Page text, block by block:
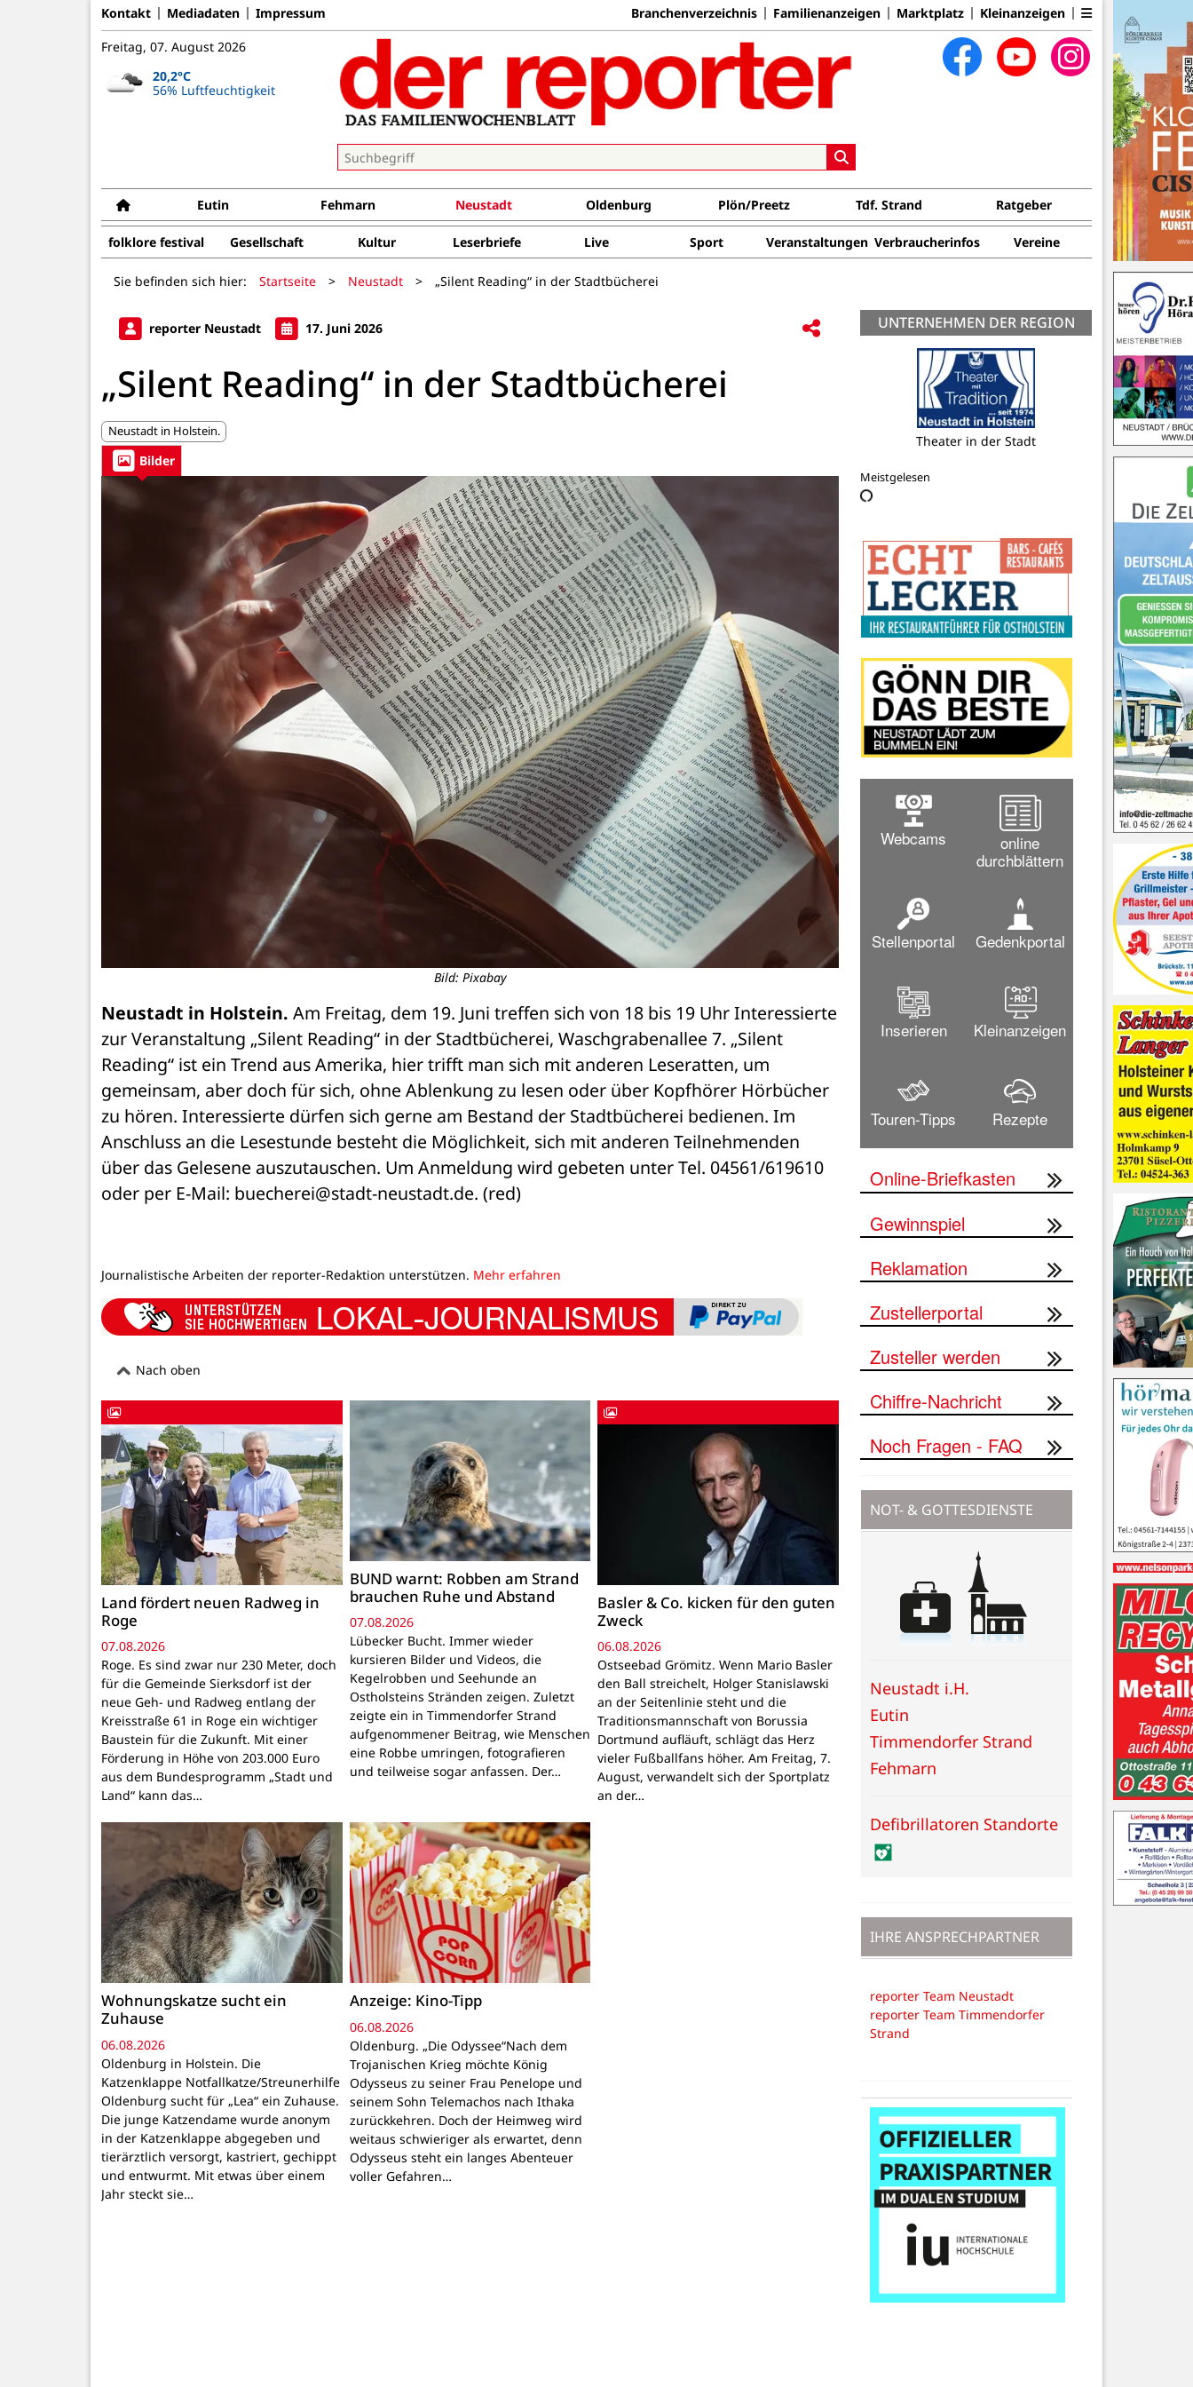
Kontakt Mediadaten Impressum Branchenverzeichnis Familienanzeigen Marktplatz Kleinanzeigen
Freitag, 07. August 2026
20,2°C
56% Luftfeuchtigkeit
Eutin Fehmarn Neustadt Oldenburg Plön/Preetz Tdf. Strand Ratgeber
folklore festival Gesellschaft Kultur Leserbriefe Live Sport Veranstaltungen Verbraucherinfos Vereine
Sie befinden sich hier: Startseite > Neustadt > „Silent Reading“ in der Stadtbücherei
reporter Neustadt 17. Juni 2026
„Silent Reading“ in der Stadtbücherei
Neustadt in Holstein.
Bilder
Bild: Pixabay
Neustadt in Holstein. Am Freitag, dem 19. Juni treffen sich von 18 bis 19 Uhr Interessierte
zur Veranstaltung „Silent Reading“ in der Stadtbücherei, Waschgrabenallee 7. „Silent
Reading“ ist ein Trend aus Amerika, hier trifft man sich mit anderen Leseratten, um
gemeinsam, aber doch für sich, ohne Ablenkung zu lesen oder über Kopfhörer Hörbücher
zu hören. Interessierte dürfen sich gerne am Bestand der Stadtbücherei bedienen. Im
Anschluss an die Lesestunde besteht die Möglichkeit, sich mit anderen Teilnehmenden
über das Gelesene auszutauschen. Um Anmeldung wird gebeten unter Tel. 04561/619610
oder per E-Mail: buecherei@stadt-neustadt.de. (red)
Journalistische Arbeiten der reporter-Redaktion unterstützen. Mehr erfahren
Nach oben
Land fördert neuen Radweg in
Roge
07.08.2026
Roge. Es sind zwar nur 230 Meter, doch
für die Gemeinde Sierksdorf ist der
neue Geh- und Radweg entlang der
Kreisstraße 61 in Roge ein wichtiger
Baustein für die Zukunft. Mit einer
Förderung in Höhe von 203.000 Euro
aus dem Bundesprogramm „Stadt und
Land“ kann das…
BUND warnt: Robben am Strand
brauchen Ruhe und Abstand
07.08.2026
Lübecker Bucht. Immer wieder
kursieren Bilder und Videos, die
Kegelrobben und Seehunde an
Ostholsteins Stränden zeigen. Zuletzt
zeigte ein in Timmendorfer Strand
aufgenommener Beitrag, wie Menschen
eine Robbe umringen, fotografieren
und teilweise sogar anfassen. Der…
Basler & Co. kicken für den guten
Zweck
06.08.2026
Ostseebad Grömitz. Wenn Mario Basler
den Ball streichelt, Holger Stanislawski
an der Seitenlinie steht und die
Traditionsmannschaft von Borussia
Dortmund aufläuft, schlägt das Herz
vieler Fußballfans höher. Am Freitag, 7.
August, verwandelt sich der Sportplatz
an der…
Wohnungskatze sucht ein
Zuhause
06.08.2026
Oldenburg in Holstein. Die
Katzenklappe Notfallkatze/Streunerhilfe
Oldenburg sucht für „Lea“ ein Zuhause.
Die junge Katzendame wurde anonym
in der Katzenklappe abgegeben und
tierärztlich versorgt, kastriert, gechippt
und entwurmt. Mit etwas über einem
Jahr steckt sie…
Anzeige: Kino-Tipp
06.08.2026
Oldenburg. „Die Odyssee“Nach dem
Trojanischen Krieg möchte König
Odysseus zu seiner Frau Penelope und
seinem Sohn Telemachos nach Ithaka
zurückkehren. Doch der Heimweg wird
weitaus schwieriger als erwartet, denn
Odysseus steht ein langes Abenteuer
voller Gefahren…
UNTERNEHMEN DER REGION
Meyer´s Sea Lounge
Meistgelesen
Webcams
online
durchblättern
Stellenportal Gedenkportal
Inserieren Kleinanzeigen
Touren-Tipps Rezepte
Online-Briefkasten
Gewinnspiel
Reklamation
Zustellerportal
Zusteller werden
Chiffre-Nachricht
Noch Fragen - FAQ
NOT- & GOTTESDIENSTE
Neustadt i.H.
Eutin
Timmendorfer Strand
Fehmarn
Defibrillatoren Standorte
IHRE ANSPRECHPARTNER
reporter Team Neustadt
reporter Team Timmendorfer
Strand